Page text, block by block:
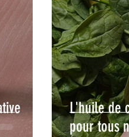
L'huile de
pour tous